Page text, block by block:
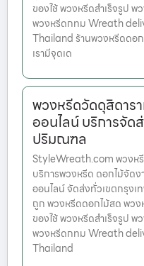
ของใช้ พวงหรีดสำเร็จรูป
พวงหรีดกทม Wreath
Thailand ร้านพวงหรีดดอก
เรามีจุดเด
พวงหรีดวัดดุสิดาร
ออนไลน์ บริการจัด
ปริมณฑล
StyleWreath.com พวงห
บริการพวงหรีด ดอกไม้จัด
ออนไลน์ จัดส่งทั่วเขตกรุงเ
ถูก พวงหรีดดอกไม้สด พว
ของใช้ พวงหรีดสำเร็จรูป
พวงหรีดกทม Wreath
Thailand